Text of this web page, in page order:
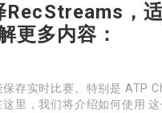
RecStreams，
更多内容：
存实时比赛。特别是 ATP
里，我们将介绍如何使用